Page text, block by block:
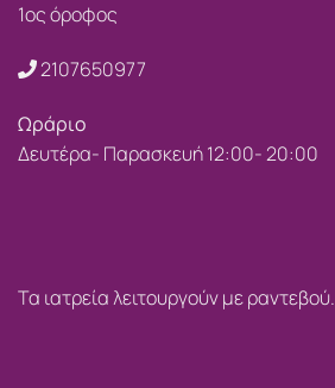
1ος όροφος
2107650977
Ωράριο
Δευτέρα- Παρασκευή 12:00- 20:00
Τα ιατρεία λειτουργούν με ραντεβού.